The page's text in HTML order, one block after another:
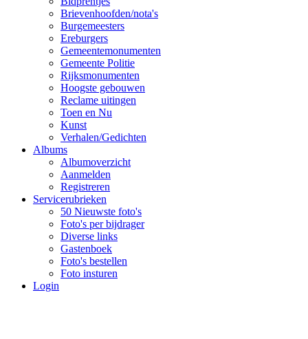
Brievenhoofden/nota's
Burgemeesters
Ereburgers
Gemeentemonumenten
Gemeente Politie
Rijksmonumenten
Hoogste gebouwen
Reclame uitingen
Toen en Nu
Kunst
Verhalen/Gedichten
Albums
Albumoverzicht
Aanmelden
Registreren
Servicerubrieken
50 Nieuwste foto's
Foto's per bijdrager
Diverse links
Gastenboek
Foto's bestellen
Foto insturen
Login